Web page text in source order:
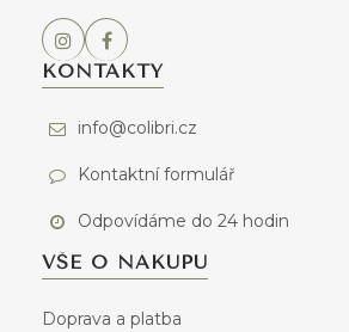
KONTAKTY
info@colibri.cz
Kontaktní formulář
Odpovídáme do 24 hodin
VŠE O NÁKUPU
Doprava a platba